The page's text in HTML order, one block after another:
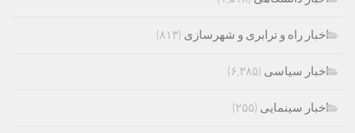
اخبار راه و ترابری و شهرسازی (۸۱۳)
اخبار سیاسی (۶,۳۸۵)
اخبار سینمایی (۲۵۵)